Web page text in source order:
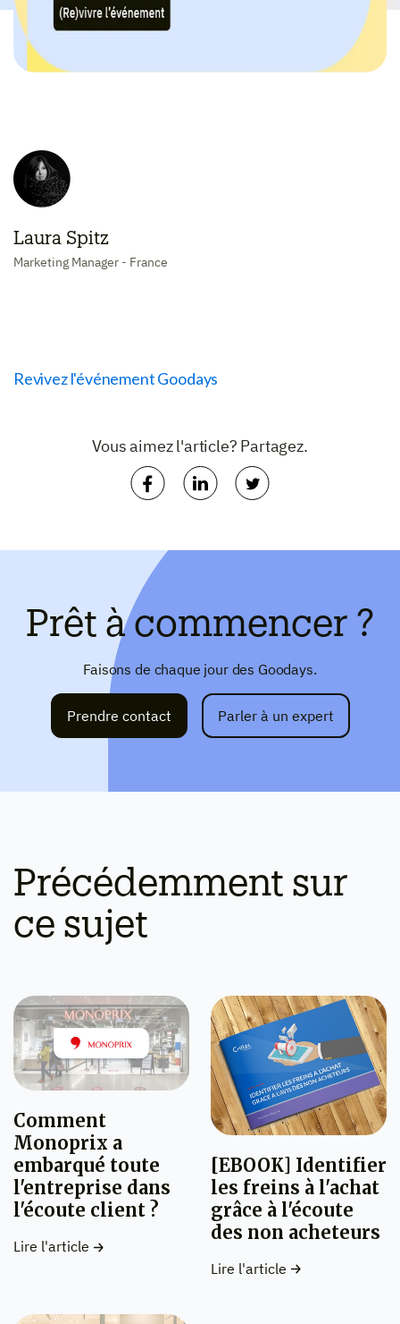
Laura Spitz
Marketing Manager - France
Revivez l'événement Goodays
Vous aimez l'article? Partagez.
Prêt à commencer ?
Faisons de chaque jour des Goodays.
Prendre contact Parler à un expert
Précédemment sur
ce sujet
Comment
Monoprix a
embarqué toute
l'entreprise dans
l'écoute client ?
Lire l'article
[EBOOK] Identifier
les freins à l'achat
grâce à l'écoute
des non acheteurs
Lire l'article